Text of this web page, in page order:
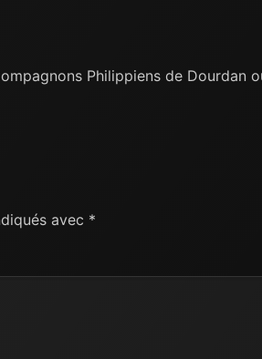
Philippiens de Dourdan
avec *